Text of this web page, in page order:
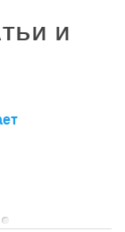
И